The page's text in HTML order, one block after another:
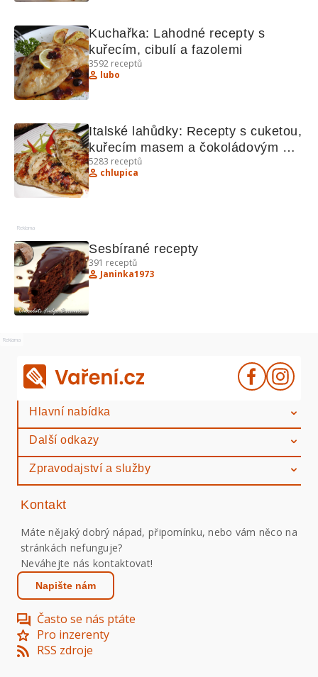
Kuchařka: Lahodné recepty s
kuřecím, cibulí a fazolemi
3592 receptů
lubo
Italské lahůdky: Recepty s cuketou,
kuřecím masem a čokoládovým
mousssem
5283 receptů
chlupica
Reklama
Sesbírané recepty
391 receptů
Janinka1973
Reklama
Hlavní nabídka
Další odkazy
Zpravodajství a služby
Kontakt
Máte nějaký dobrý nápad, připomínku, nebo vám něco na
stránkách nefunguje?
Neváhejte nás kontaktovat!
Napište nám
Často se nás ptáte
Pro inzerenty
RSS zdroje